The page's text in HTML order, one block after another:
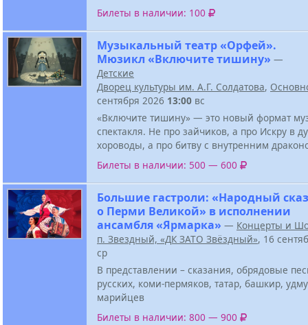
Билеты в наличии: 100
Музыкальный театр «Орфей».
Мюзикл «Включите тишину» —
Детские
Дворец культуры им. А.Г. Солдатова,
сентября 2026 13:00 вс
«Включите тишину» — это новый формат
спектакля. Не про зайчиков, а про Искру в
хороводы, а про битву с внутренним
Билеты в наличии: 500 — 600
Большие гастроли: «Народный сказ
о Перми Великой» в исполнении
ансамбля «Ярмарка» — Концерты и
п. Звездный, «ДК ЗАТО Звёздный», 16
ср
В представлении – сказания, обрядовые
русских, коми-пермяков, татар, башкир,
марийцев
Билеты в наличии: 800 — 900